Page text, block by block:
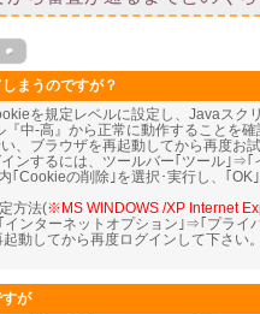
まうのですが？
を規定レベルに設定し、Javaスク
中-高』から正常に動作することを
、ブラウザを再起動してから再度お
ンするには、ツールバー｢ツール｣⇒
｢Cookieの削除｣を選択･実行し、｢
方法(※MS WINDOWS /XP Internet
ンターネットオプション｣⇒｢プライ
動してから再度ログインして下さい
が